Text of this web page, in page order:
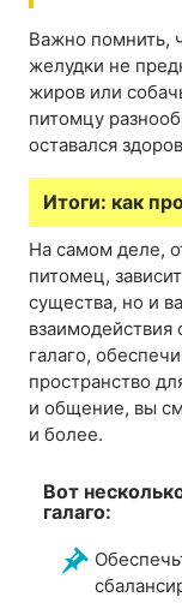
Важно помнить,
желудки не
жиров или
питомцу
оставался
Итоги: как
На самом деле,
питомец,
существа, но и
взаимодействия
галаго,
пространство
и общение, вы
и более.
Вот
галаго: